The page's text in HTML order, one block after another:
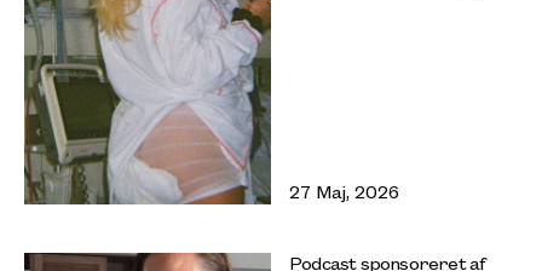
27 Maj, 2026
Podcast sponsoreret af